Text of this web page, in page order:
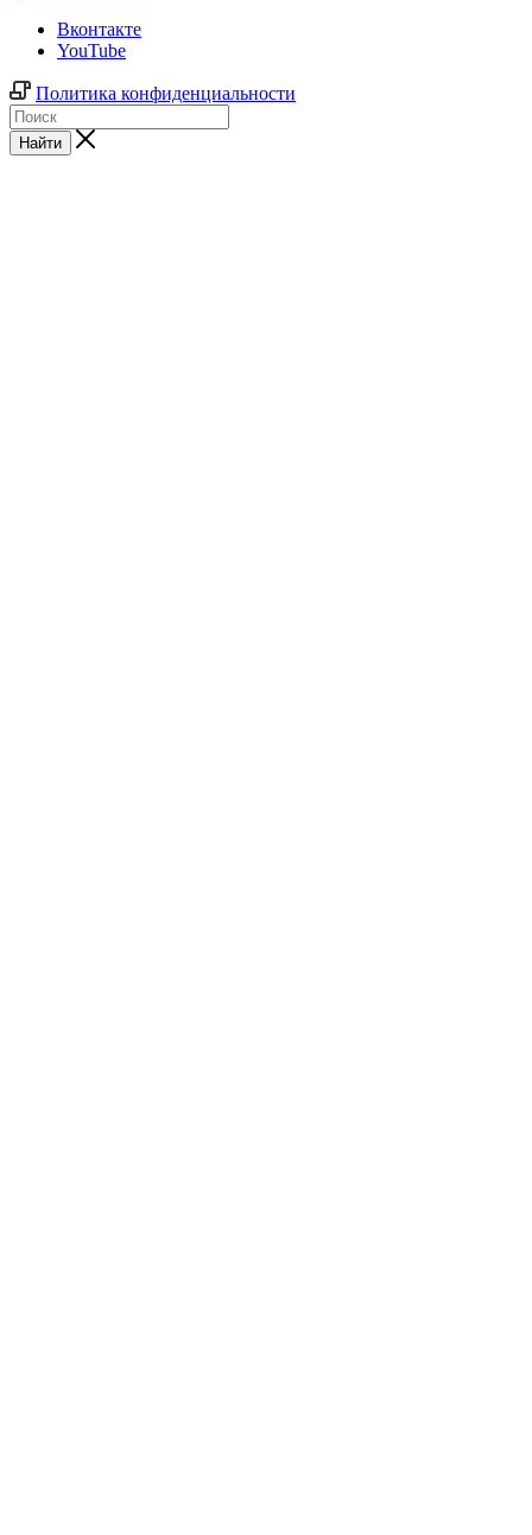
Вконтакте
YouTube
Политика конфиденциальности
Найти